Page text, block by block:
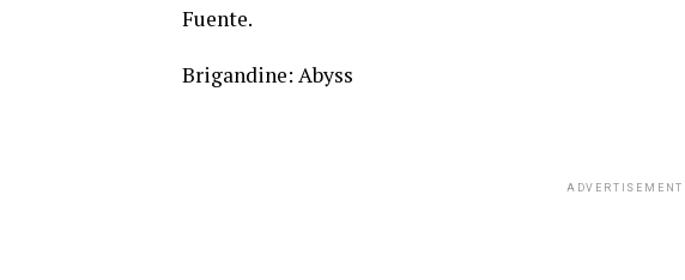
Fuente.
Brigandine: Abyss
ADVERTISEMENT